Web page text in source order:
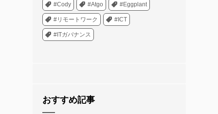
#Cody #Atgo #Eggplant
#リモートワーク #ICT
#ITガバナンス
おすすめ記事